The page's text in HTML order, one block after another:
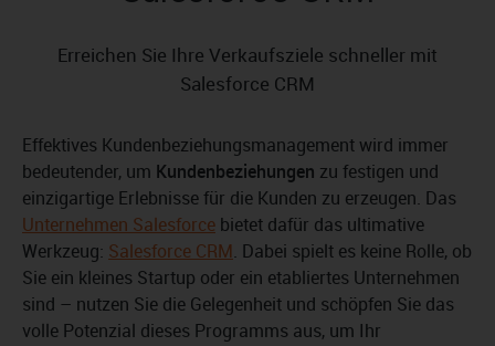
Erreichen Sie Ihre Verkaufsziele schneller mit
Salesforce CRM
Effektives Kundenbeziehungsmanagement wird immer
bedeutender, um Kundenbeziehungen zu festigen und
einzigartige Erlebnisse für die Kunden zu erzeugen. Das
Unternehmen Salesforce bietet dafür das ultimative
Werkzeug: Salesforce CRM. Dabei spielt es keine Rolle, ob
Sie ein kleines Startup oder ein etabliertes Unternehmen
sind – nutzen Sie die Gelegenheit und schöpfen Sie das
volle Potenzial dieses Programms aus, um Ihr